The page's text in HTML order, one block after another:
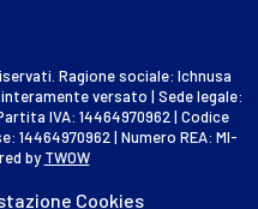
Ragione sociale: Ichnusa
versato | Sede legale:
IVA: 14464970962 | Codice
| Numero REA: MI-
byTWOW
Cookies